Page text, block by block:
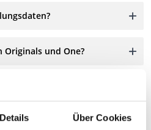
Details Über Cookies
Originals und One?
ab?